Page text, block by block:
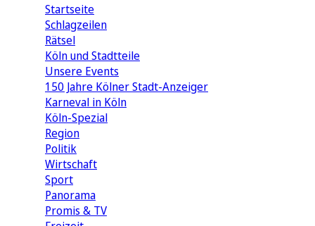
Startseite
Schlagzeilen
Rätsel
Köln und Stadtteile
Unsere Events
150 Jahre Kölner Stadt-Anzeiger
Karneval in Köln
Köln-Spezial
Region
Politik
Wirtschaft
Sport
Panorama
Promis & TV